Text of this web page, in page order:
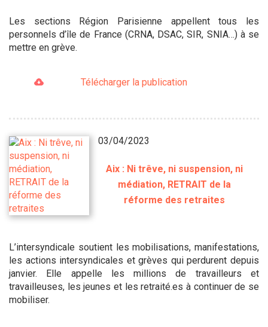
Les sections Région Parisienne appellent tous les
personnels d’île de France (CRNA, DSAC, SIR, SNIA…) à se
mettre en grève.
Télécharger la publication
03/04/2023
Aix : Ni trêve, ni suspension, ni
médiation, RETRAIT de la
réforme des retraites
L’intersyndicale soutient les mobilisations, manifestations,
les actions intersyndicales et grèves qui perdurent depuis
janvier. Elle appelle les millions de travailleurs et
travailleuses, les jeunes et les retraité.es à continuer de se
mobiliser.